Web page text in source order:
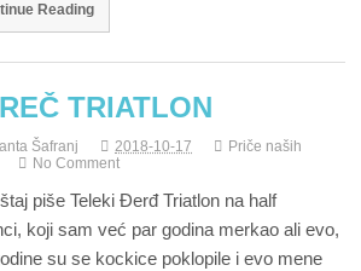
Reading
TRIATLON
Šafranj 2018-10-17
Priče naših
No Comment
piše Teleki Đerđ Triatlon na half
koji sam već par godina merkao ali evo,
su se kockice poklopile i evo mene